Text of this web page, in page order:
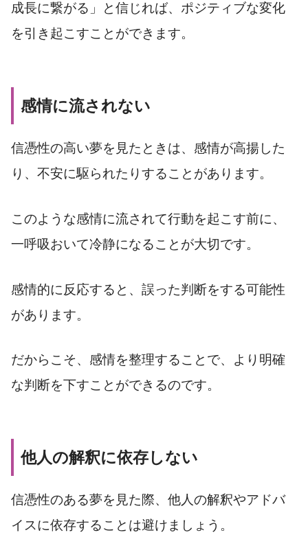
成長に繋がる」と信じれば、ポジティブな変化
を引き起こすことができます。
感情に流されない
信憑性の高い夢を見たときは、感情が高揚した
り、不安に駆られたりすることがあります。
このような感情に流されて行動を起こす前に、
一呼吸おいて冷静になることが大切です。
感情的に反応すると、誤った判断をする可能性
があります。
だからこそ、感情を整理することで、より明確
な判断を下すことができるのです。
他人の解釈に依存しない
信憑性のある夢を見た際、他人の解釈やアドバ
イスに依存することは避けましょう。